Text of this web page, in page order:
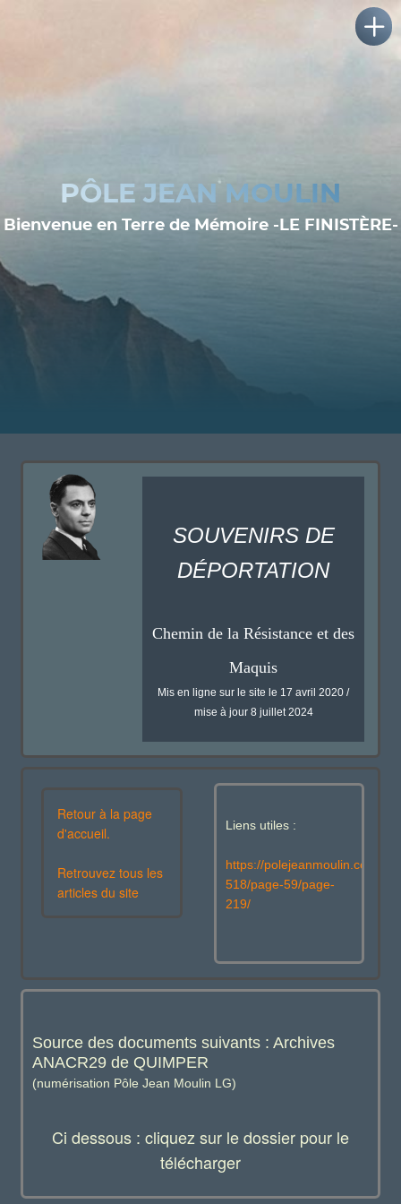
PÔLE JEAN MOULIN
Bienvenue en Terre de Mémoire -LE FINISTÈRE-
SOUVENIRS DE
DÉPORTATION
Chemin de la Résistance et des
Maquis
Mis en ligne sur le site le 17 avril 2020 /
mise à jour 8 juillet 2024
Retour à la page
d'accueil.
Retrouvez tous les
articles du site
Liens utiles :
https://polejeanmoulin.com/
518/page-59/page-
219/
Source des documents suivants : Archives
ANACR29 de QUIMPER
(numérisation Pôle Jean Moulin LG)
Ci dessous : cliquez sur le dossier pour le
télécharger